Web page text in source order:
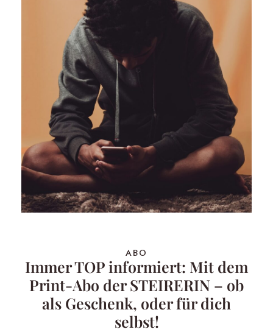
ABO
Immer TOP informiert: Mit dem
Print-Abo der STEIRERIN – ob
als Geschenk, oder für dich
selbst!